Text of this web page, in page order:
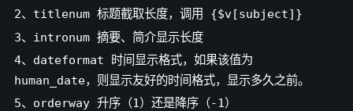
2、titlenum 标题截取长度，调用 {$v[subject]}
3、intronum 摘要、简介显示长度
4、dateformat 时间显示格式，如果该值为
human_date，则显示友好的时间格式，显示多久之前。
5、orderway 升序（1）还是降序（-1）